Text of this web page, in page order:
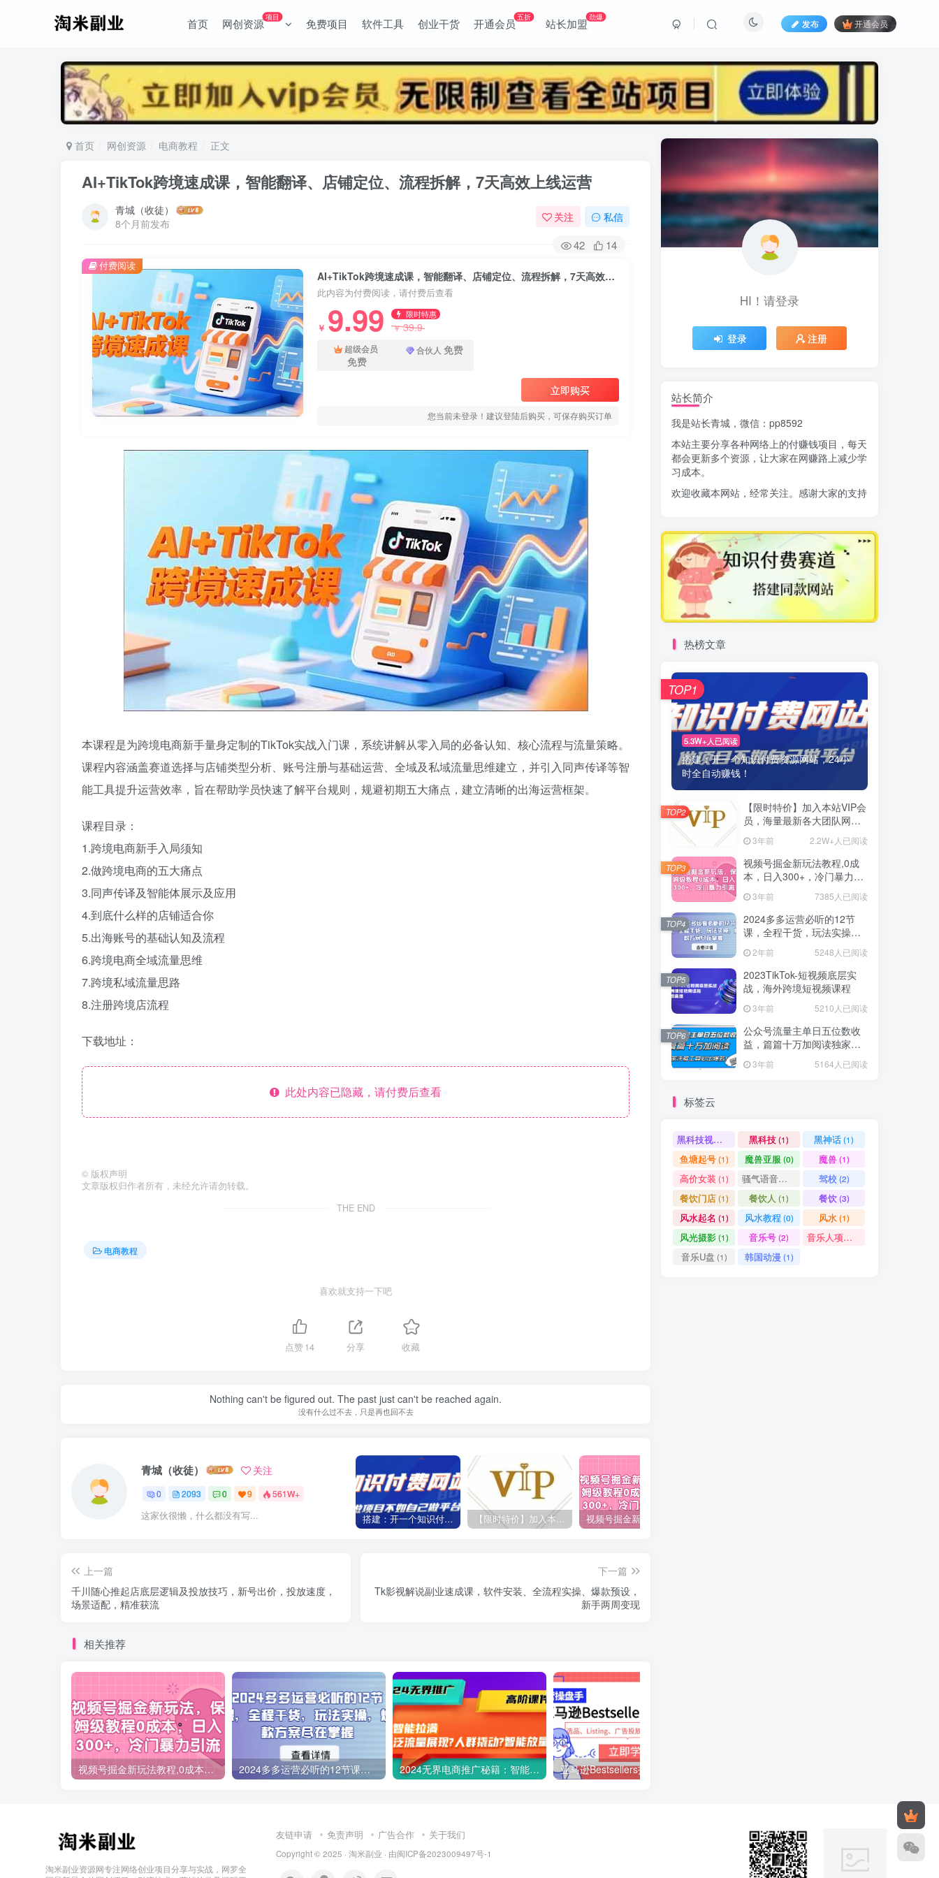
首页 网创资源项目 免费项目 软件工具 创业干货 开通会员五折 站长加盟劲爆
发布 开通会员
首页 网创资源 电商教程 正文
AI+TikTok跨境速成课，智能翻译、店铺定位、流程拆解，7天高效上线运营
青城（收徒）
8个月前发布
关注 私信
42 14
AI+TikTok跨境速成课，智能翻译、店铺定位、流程拆解，7天高效上线运营
此内容为付费阅读，请付费后查看
￥ 9.99 限时特惠
￥39.9
超级会员
免费
合伙人 免费
立即购买
您当前未登录！建议登陆后购买，可保存购买订单
付费阅读
本课程是为跨境电商新手量身定制的TikTok实战入门课，系统讲解从零入局的必备认知、核心流程与流量策略。
课程内容涵盖赛道选择与店铺类型分析、账号注册与基础运营、全域及私域流量思维建立，并引入同声传译等智
能工具提升运营效率，旨在帮助学员快速了解平台规则，规避初期五大痛点，建立清晰的出海运营框架。
课程目录：
1.跨境电商新手入局须知
2.做跨境电商的五大痛点
3.同声传译及智能体展示及应用
4.到底什么样的店铺适合你
5.出海账号的基础认知及流程
6.跨境电商全域流量思维
7.跨境私域流量思路
8.注册跨境店流程
下载地址：
此处内容已隐藏，请付费后查看
© 版权声明
文章版权归作者所有，未经允许请勿转载。
THE END
电商教程
喜欢就支持一下吧
点赞14 分享 收藏
Nothing can't be figured out. The past just can't be reached again.
没有什么过不去，只是再也回不去
青城（收徒） 关注
0 2093 0 9 561W+
这家伙很懒，什么都没有写... 搭建：开一个知识付费资源网站，24小时全自动赚钱！ 【限时特价】加入本站VIP会员，海量最新各大团队网赚内部教程全免费，每天持续更新！
上一篇
千川随心推起店底层逻辑及投放技巧，新号出价，投放速度，
场景适配，精准获流
下一篇
Tk影视解说副业速成课，软件安装、全流程实操、爆款预设，
新手两周变现
相关推荐
视频号掘金新玩法教程,0成本，日入300+，冷门暴力引流 2024多多运营必听的12节课，全程干货，玩法实操，爆款方案尽在掌握 2024无界电商推广秘籍：智能拉满，泛流量展现→人群撬动→智能放量-45节
黑科技(1) 黑神话(1)
鱼塘起号(1) 魔兽亚服 魔兽(1)
高价女装(1) 骚气语音包(1) 驾校(2)
餐饮门店(1) 餐饮人(1)
风水教程
韩国动漫(1)
HI！请登录
登录 注册
站长简介
我是站长青城，微信：pp8592
本站主要分享各种网络上的付赚钱项目，每天
都会更新多个资源，让大家在网赚路上减少学
习成本。
欢迎收藏本网站，经常关注。感谢大家的支持
热榜文章
5.3W+人已阅读
搭建：开一个知识付费资源网站，24小
时全自动赚钱！
TOP1
【限时特价】加入本站VIP会
员，海量最新各大团队网赚
内部教程全免费，每天持续
更新！
3年前 2.2W+人已阅读
TOP2
视频号掘金新玩法教程,0成
本，日入300+，冷门暴力引
流 3年前 7385人已阅读
TOP3
2024多多运营必听的12节
课，全程干货，玩法实操，
爆款方案尽在掌握
2年前 5248人已阅读
TOP4
2023TikTok-短视频底层实
战，海外跨境短视频课程
3年前 5210人已阅读
TOP5
公众号流量主单日五位数收
益，篇篇十万加阅读独家洗
稿工具必出爆款！
3年前 5164人已阅读
TOP6
标签云
黑科技视频搬运 (1)黑科技(1) 黑神话(1)
鱼塘起号(1) 魔兽亚服 (0) 魔兽(1)
高价女装 (1) 骚气语音包 驾校(2)
餐饮门店(1) 餐饮人 (1) 餐饮(3)
风水起名 (1) 风水教程 (0) 风水 (1)
风光摄影(1) 音乐号(2) 音乐人项目
音乐U盘 (1) 韩国动漫 (1)
淘米副业资源网专注网络创业项目分享与实战，网罗全
友链申请 免责声明 广告合作 关于我们
Copyright © 2025 · 淘米副业 · 由闽ICP备2023009497号-1